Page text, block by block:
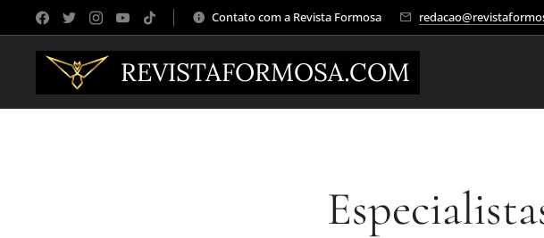
Contato com a Revista Formosa
REVISTAFORMOSA.COM